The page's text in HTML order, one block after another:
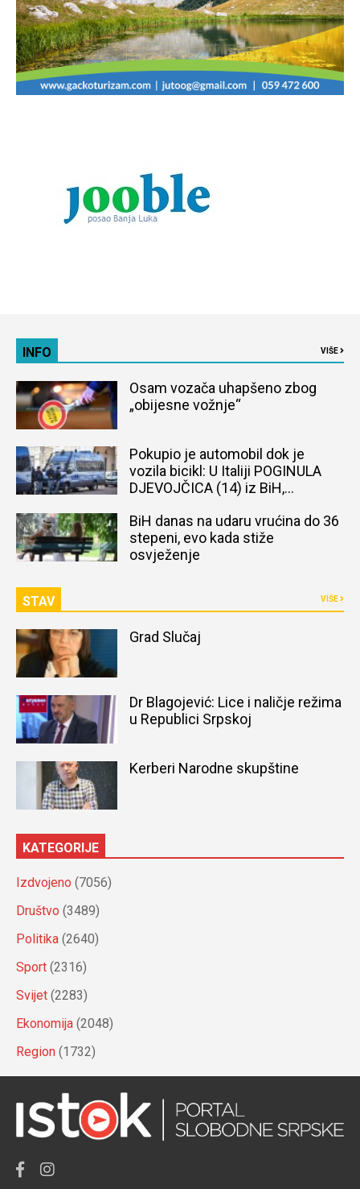
INFO VIŠE
Osam vozača uhapšeno zbog
„obijesne vožnje“
Pokupio je automobil dok je
vozila bicikl: U Italiji POGINULA
DJEVOJČICA (14) iz BiH,
BiH danas na udaru vrućina do 36
stepeni, evo kada stiže
osvježenje
STAV VIŠE
Grad Slučaj
Dr Blagojević: Lice i naličje režima
u Republici Srpskoj
Kerberi Narodne skupštine
KATEGORIJE
Izdvojeno (7056)
Društvo (3489)
Politika (2640)
Sport (2316)
Svijet (2283)
Ekonomija (2048)
Region (1732)